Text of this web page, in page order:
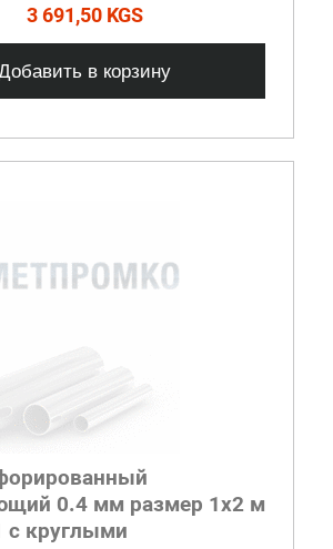
3 691,50 KGS
в корзину
0.4 мм размер 1х2 м
с круглыми